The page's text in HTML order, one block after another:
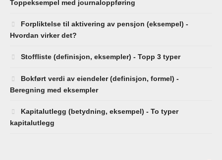
Toppeksempel med journaloppføring
Forpliktelse til aktivering av pensjon (eksempel) -
Hvordan virker det?
Stoffliste (definisjon, eksempler) - Topp 3 typer
Bokført verdi av eiendeler (definisjon, formel) -
Beregning med eksempler
Kapitalutlegg (betydning, eksempel) - To typer
kapitalutlegg